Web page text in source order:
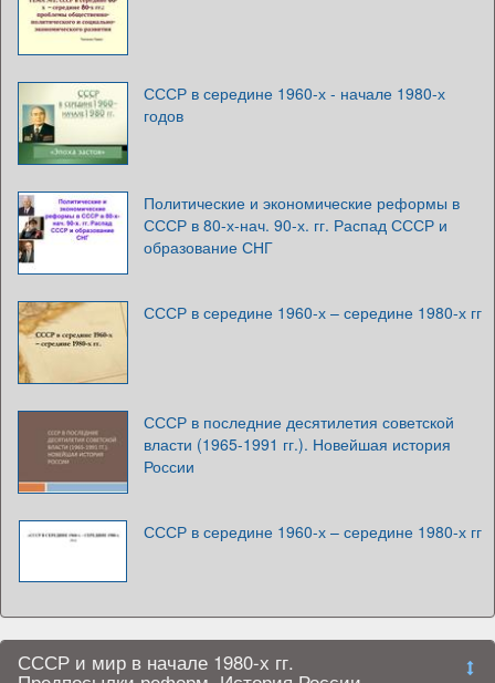
СССР в середине 1960-х - начале 1980-х
годов
Политические и экономические реформы в
СССР в 80-х-нач. 90-х. гг. Распад СССР и
образование СНГ
СССР в середине 1960-х – середине 1980-х гг
СССР в последние десятилетия советской
власти (1965-1991 гг.). Новейшая история
России
СССР в середине 1960-х – середине 1980-х гг
СССР и мир в начале 1980-х гг.